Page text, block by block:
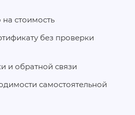
стоимость
без проверки
и обратной связи
самостоятельной